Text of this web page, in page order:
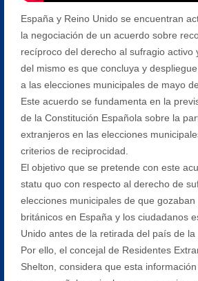
España y Reino Unido se encuentran
la negociación de un acuerdo sobre
recíproco del derecho al sufragio activo
del mismo es que concluya y
a las elecciones municipales de mayo
Este acuerdo se fundamenta en la
de la Constitución Española sobre la
extranjeros en las elecciones
criterios de reciprocidad.
El objetivo que se pretende con este
statu quo con respecto al derecho de
elecciones municipales de que
británicos en España y los ciudadanos
Unido antes de la retirada del país de la
Por ello, el concejal de Residentes
Shelton, considera que esta